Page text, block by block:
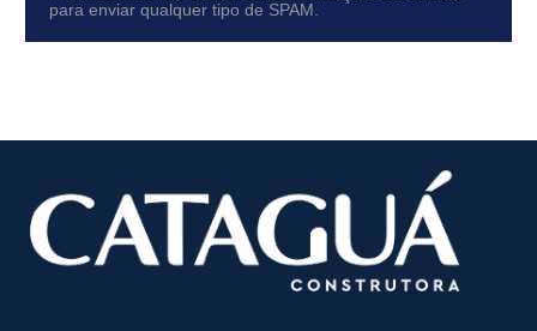
para enviar qualquer tipo de SPAM.